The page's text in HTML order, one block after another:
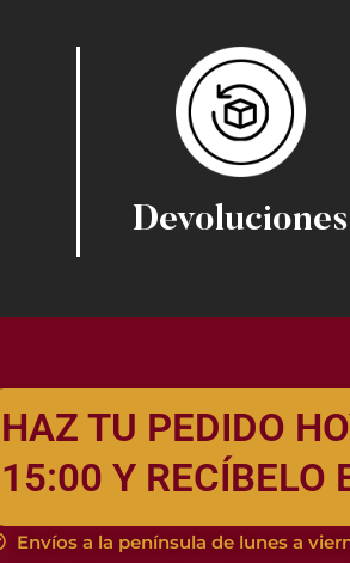
Devoluciones
HAZ TU PEDIDO
15:00 Y RECÍBELO
Envíos a la península de lunes a